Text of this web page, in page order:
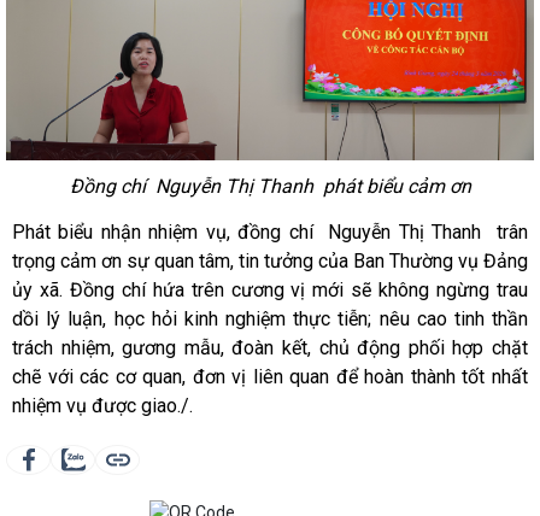
Đồng chí Nguyễn Thị Thanh phát biểu cảm ơn
Phát biểu nhận nhiệm vụ, đồng chí Nguyễn Thị Thanh trân
trọng cảm ơn sự quan tâm, tin tưởng của Ban Thường vụ Đảng
ủy xã. Đồng chí hứa trên cương vị mới sẽ không ngừng trau
dồi lý luận, học hỏi kinh nghiệm thực tiễn; nêu cao tinh thần
trách nhiệm, gương mẫu, đoàn kết, chủ động phối hợp chặt
chẽ với các cơ quan, đơn vị liên quan để hoàn thành tốt nhất
nhiệm vụ được giao./.